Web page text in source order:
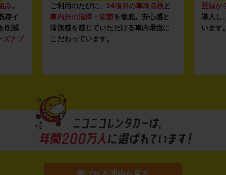
み。
存イ
削減
ズナブ
ご利用のたびに、 24項目の車両点検と
車内外の清掃・除菌を徹底。安心感と
清潔感を感じていただける車内環境に
こだわっています。
登録か
導入し
います